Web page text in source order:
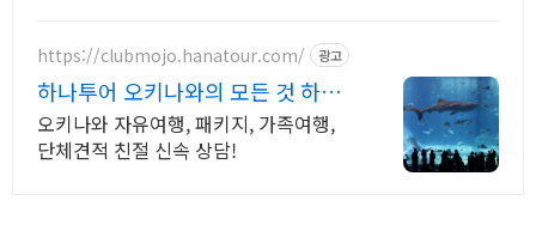
https://clubmojo.hanatour.com/ 광고
하나투어 오키나와의 모든 것 하나
투어 공식예약 인증센터
오키나와 자유여행, 패키지, 가족여행,
단체견적 친절 신속 상담!